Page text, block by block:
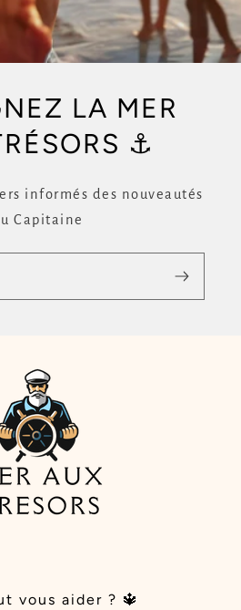
LA MER
⚓
informés des nouveautés
Capitaine
vous aider ? 🔱